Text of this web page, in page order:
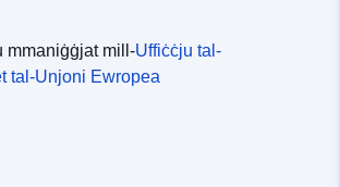
mmaniġġjat mill-Uffiċċju tal-
tal-Unjoni Ewropea